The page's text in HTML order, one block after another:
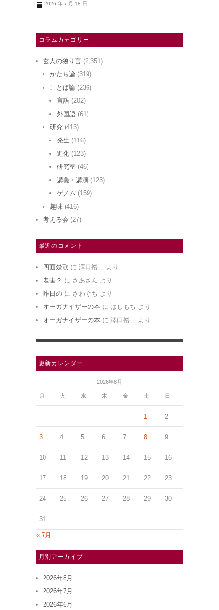
2026 年 7 月 18 日
コラムカテゴリー
玄人の独り言 (2,351)
かたち論 (319)
ことば論 (236)
言語 (202)
外国語 (61)
研究 (413)
発生 (116)
進化 (123)
研究室 (46)
講義・講演 (123)
ゲノム (159)
趣味 (416)
考える会 (27)
最近のコメント
四面楚歌 に 澤口裕二 より
老害？ に さあさん より
昨日の に さわぐち より
オーガナイザーの本 に はしもち より
オーガナイザーの本 に 澤口裕二 より
更新カレンダー
2026年8月
月 火 水 木 金 土 日
1 2
3 4 5 6 7 8 9
10 11 12 13 14 15 16
17 18 19 20 21 22 23
24 25 26 27 28 29 30
31
« 7月
月別アーカイブ
2026年8月
2026年7月
2026年6月